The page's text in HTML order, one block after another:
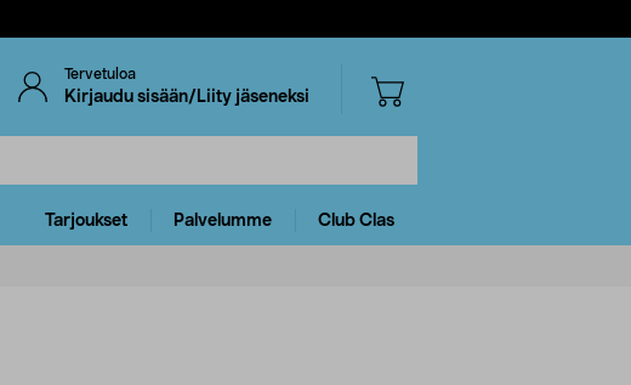
Tervetuloa
Kirjaudu sisään/Liity jäseneksi
Tarjoukset Palvelumme Club Clas